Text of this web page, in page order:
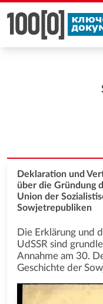
Deklaration und
über die Gründung
Union der
Sowjetrepubliken
Die Erklärung und
UdSSR sind
Annahme am 30.
Geschichte der